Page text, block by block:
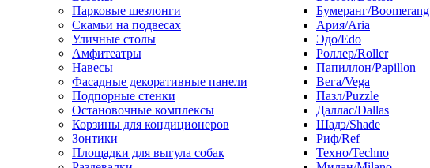
Парковые шезлонги
Скамьи на подвесах
Уличные столы
Амфитеатры
Навесы
Фасадные декоративные панели
Подпорные стенки
Остановочные комплексы
Корзины для кондиционеров
Зонтики
Площадки для выгула собак
Бумеранг/Boomerang
Ария/Aria
Эдо/Edo
Роллер/Roller
Папиллон/Papillon
Вега/Vega
Пазл/Puzzle
Даллас/Dallas
Шадэ/Shade
Риф/Ref
Техно/Techno